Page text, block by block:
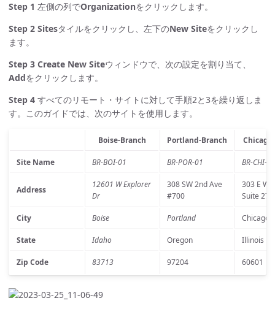
Step 1 左側の列でOrganizationをクリックします。
Step 2 Sitesタイルをクリックし、左下のNew Siteをクリックし
ます。
Step 3 Create New Siteウィンドウで、次の設定を割り当て、
Addをクリックします。
Step 4 すべてのリモート・サイトに対して手順2と3を繰り返しま
す。このガイドでは、次のサイトを使用します。
Boise-Branch Portland-Branch
Site Name BR-BOI-01 BR-POR-01 BR-CHI-01
Address
12601 W Explorer
Dr
308 SW 2nd Ave
#700
303 E
Suite
City Boise Portland Chicago
State Idaho Oregon Illinois
Zip Code 83713 97204 60601